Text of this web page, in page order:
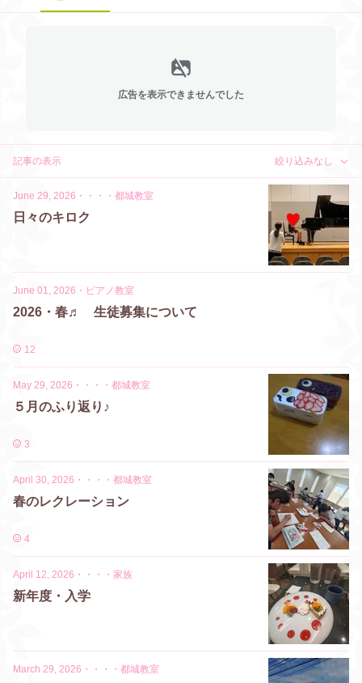
広告を表示できませんでした
記事の表示 絞り込みなし
June 29, 2026 ・ ・・・都城教室
日々のキロク
June 01, 2026 ・ ピアノ教室
2026・春♬ 生徒募集について
12
May 29, 2026 ・ ・・・都城教室
５月のふり返り♪
3
April 30, 2026 ・ ・・・都城教室
春のレクレーション
4
April 12, 2026 ・ ・・・家族
新年度・入学
March 29, 2026 ・ ・・・都城教室